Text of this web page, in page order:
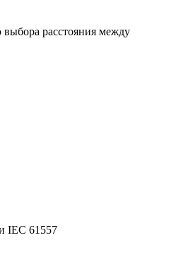
расстояния между
IEC 61557